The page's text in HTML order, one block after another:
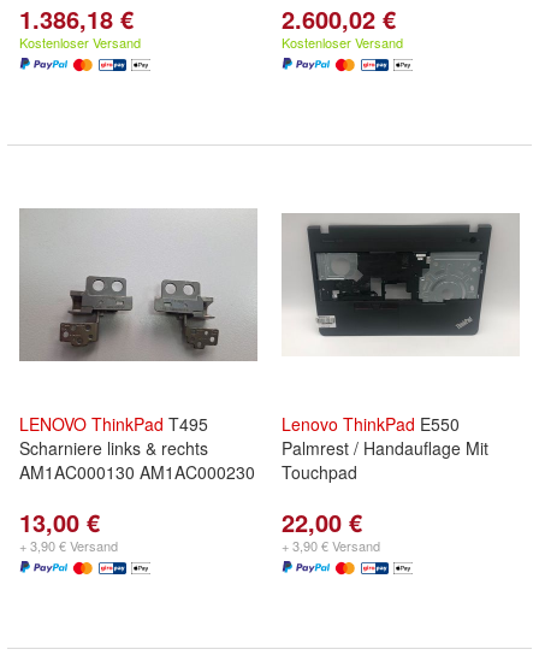
1.386,18 €
Kostenloser Versand
2.600,02 €
Kostenloser Versand
LENOVO ThinkPad T495
Scharniere links & rechts
AM1AC000130 AM1AC000230
13,00 €
+ 3,90 € Versand
Lenovo ThinkPad E550
Palmrest / Handauflage Mit
Touchpad
22,00 €
+ 3,90 € Versand